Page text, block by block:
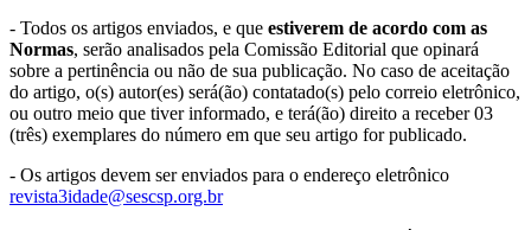
- Todos os artigos enviados, e que estiverem de acordo com as
Normas, serão analisados pela Comissão Editorial que opinará
sobre a pertinência ou não de sua publicação. No caso de aceitação
do artigo, o(s) autor(es) será(ão) contatado(s) pelo correio eletrônico,
ou outro meio que tiver informado, e terá(ão) direito a receber 03
(três) exemplares do número em que seu artigo for publicado.
- Os artigos devem ser enviados para o endereço eletrônico
revista3idade@sescsp.org.br